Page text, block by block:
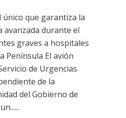
único que garantiza la
avanzada durante el
graves a hospitales
Península El avión
de Urgencias
de la
del Gobierno de